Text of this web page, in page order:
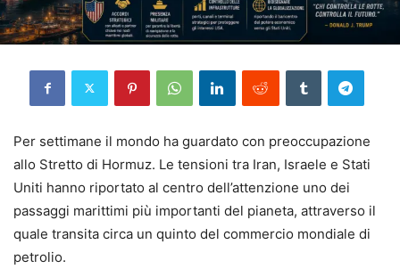
Per settimane il mondo ha guardato con preoccupazione
allo Stretto di Hormuz. Le tensioni tra Iran, Israele e Stati
Uniti hanno riportato al centro dell’attenzione uno dei
passaggi marittimi più importanti del pianeta, attraverso il
quale transita circa un quinto del commercio mondiale di
petrolio.